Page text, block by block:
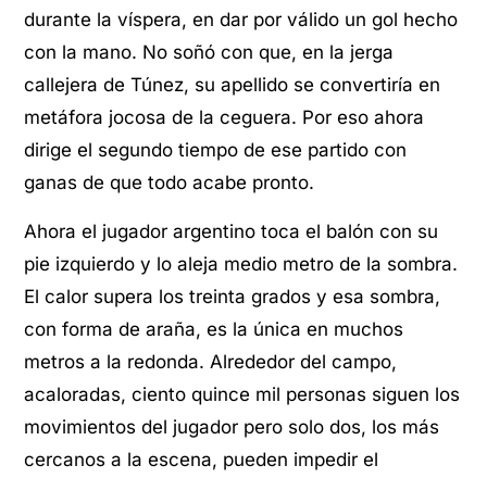
durante la víspera, en dar por válido un gol hecho
con la mano. No soñó con que, en la jerga
callejera de Túnez, su apellido se convertiría en
metáfora jocosa de la ceguera. Por eso ahora
dirige el segundo tiempo de ese partido con
ganas de que todo acabe pronto.
Ahora el jugador argentino toca el balón con su
pie izquierdo y lo aleja medio metro de la sombra.
El calor supera los treinta grados y esa sombra,
con forma de araña, es la única en muchos
metros a la redonda. Alrededor del campo,
acaloradas, ciento quince mil personas siguen los
movimientos del jugador pero solo dos, los más
cercanos a la escena, pueden impedir el